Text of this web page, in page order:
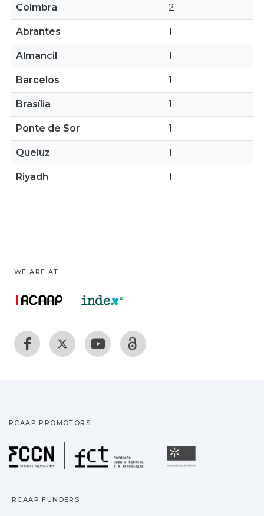
Coimbra 2
Abrantes 1
Almancil 1
Barcelos 1
Brasília 1
Ponte de Sor 1
Queluz 1
Riyadh 1
WE ARE AT:
RCAAP PROMOTORS
Fundação para a
RCAAP FUNDERS